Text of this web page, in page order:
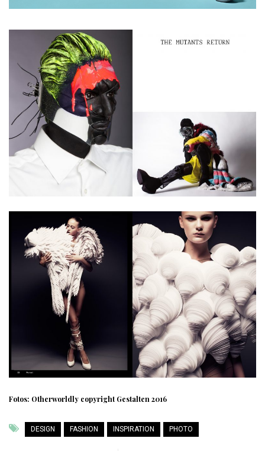
Fotos: Otherworldly copyright Gestalten 2016
DESIGN FASHION INSPIRATION PHOTO